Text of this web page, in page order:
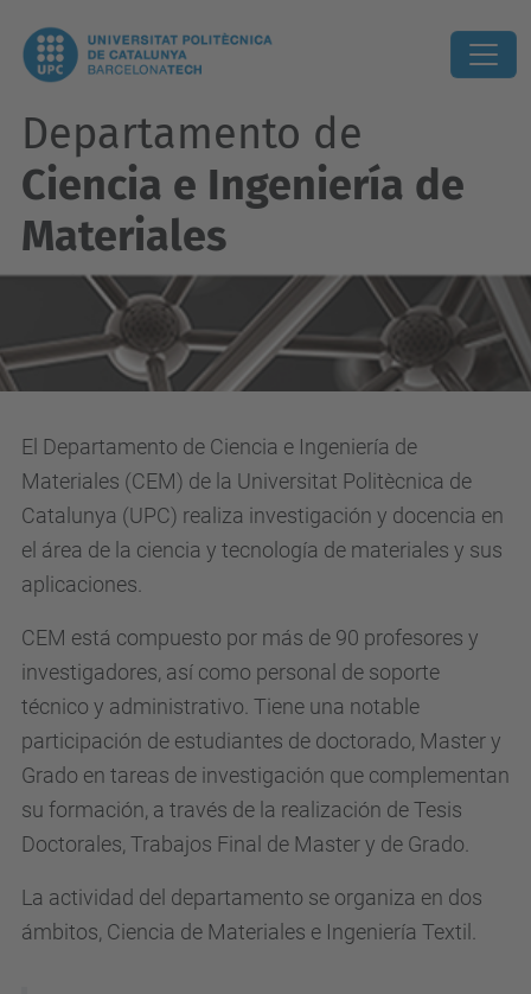
Departamento de
Ciencia e Ingeniería de
Materiales
El Departamento de Ciencia e Ingeniería de
Materiales (CEM) de la Universitat Politècnica de
Catalunya (UPC) realiza investigación y docencia en
el área de la ciencia y tecnología de materiales y sus
aplicaciones.
CEM está compuesto por más de 90 profesores y
investigadores, así como personal de soporte
técnico y administrativo. Tiene una notable
participación de estudiantes de doctorado, Master y
Grado en tareas de investigación que complementan
su formación, a través de la realización de Tesis
Doctorales, Trabajos Final de Master y de Grado.
La actividad del departamento se organiza en dos
ámbitos, Ciencia de Materiales e Ingeniería Textil.